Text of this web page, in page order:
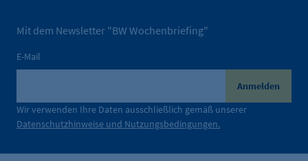
Mit dem Newsletter "BW Wochenbriefing"
E-Mail
Anmelden
Wir verwenden Ihre Daten ausschließlich gemäß unserer
Datenschutzhinweise und Nutzungsbedingungen.